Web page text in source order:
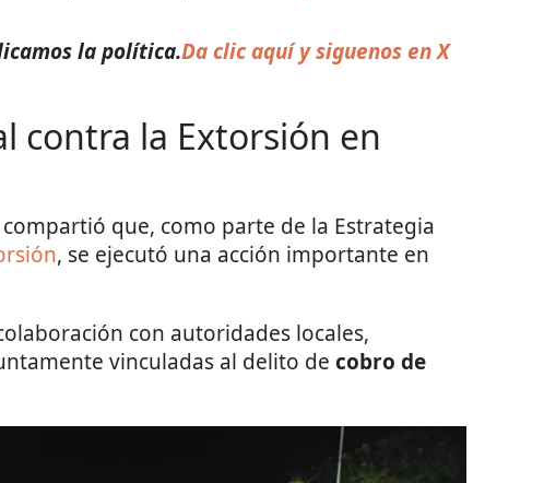
la política.Da clic aquí y siguenos en X
contra la Extorsión en
que, como parte de la Estrategia
, se ejecutó una acción importante en
con autoridades locales,
vinculadas al delito de cobro de